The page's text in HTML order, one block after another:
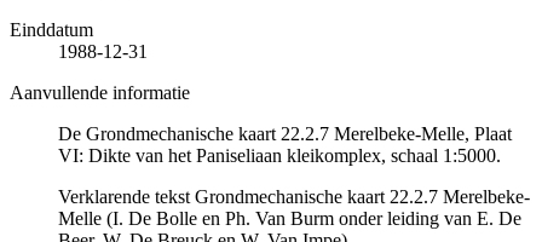
Einddatum
1988-12-31
Aanvullende informatie
De Grondmechanische kaart 22.2.7 Merelbeke-Melle, Plaat
VI: Dikte van het Paniseliaan kleikomplex, schaal 1:5000.
Verklarende tekst Grondmechanische kaart 22.2.7 Merelbeke-
Melle (I. De Bolle en Ph. Van Burm onder leiding van E. De